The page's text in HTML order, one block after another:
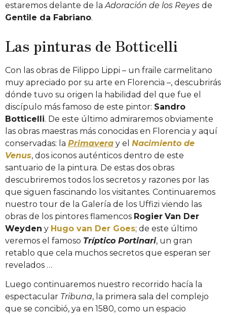
estaremos delante de laAdoración de los Reyes de
Gentile da Fabriano.
Las pinturas de Botticelli
Con las obras de Filippo Lippi – un fraile carmelitano
muy apreciado por su arte en Florencia –, descubrirás
dónde tuvo su origen la habilidad del que fue el
discípulo más famoso de este pintor: Sandro
Botticelli. De este último admiraremos obviamente
las obras maestras más conocidas en Florencia y aquí
conservadas: la Primavera y el Nacimiento de
Venus, dos iconos auténticos dentro de este
santuario de la pintura. De estas dos obras
descubriremos todos los secretos y razones por las
que siguen fascinando los visitantes. Continuaremos
nuestro tour de la Galería de los Uffizi viendo las
obras de los pintores flamencos Rogier Van Der
Weyden y Hugo van Der Goes; de este último
veremos el famoso Tríptico Portinari, un gran
retablo que cela muchos secretos que esperan ser
revelados …
Luego continuaremos nuestro recorrido hacía la
espectacular Tribuna, la primera sala del complejo
que se concibió, ya en 1580, como un espacio